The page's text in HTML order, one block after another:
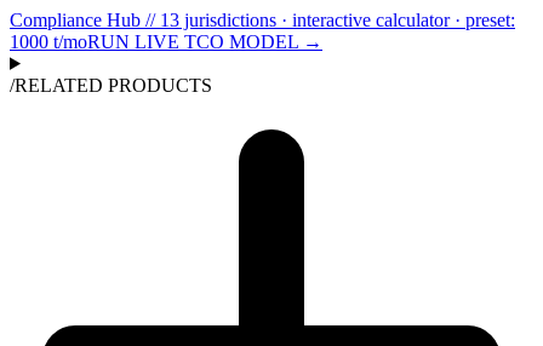
Compliance Hub // 13 jurisdictions · interactive calculator· preset:
1000 t/moRUN LIVE TCO MODEL →
/RELATED PRODUCTS